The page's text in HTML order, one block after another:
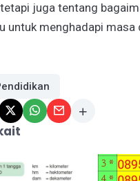
juga tentang
untuk menghadapi masa